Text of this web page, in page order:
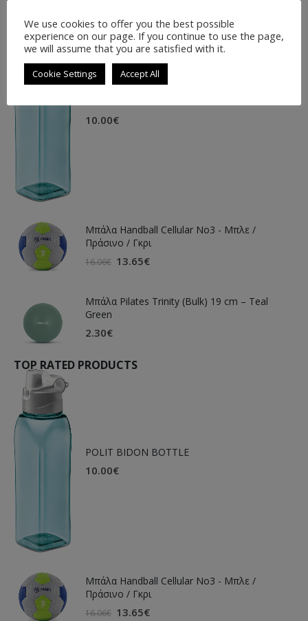
10.00€
Μπάλα Handball Cellular Νο3 - Μπλε /
Πράσινο / Γκρι
16.06€ 13.65€
Μπάλα Pilates Trinity (Bulk) 19 cm – Teal
Green
2.30€
TOP RATED PRODUCTS
POLIT BIDON BOTTLE
10.00€
Μπάλα Handball Cellular Νο3 - Μπλε /
Πράσινο / Γκρι
16.06€ 13.65€
We use cookies to offer you the best possible
experience on our page. If you continue to use the page,
we will assume that you are satisfied with it.
Cookie Settings Accept All